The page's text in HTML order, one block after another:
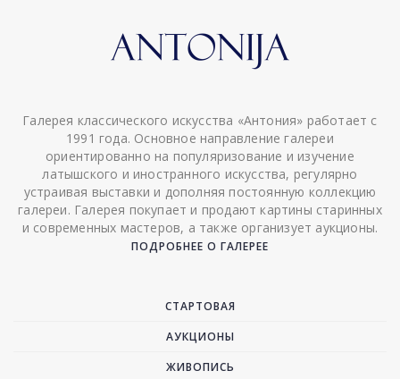
Галерея классического искусства «Антония» работает с
1991 года. Основное направление галереи
ориентированно на популяризование и изучение
латышского и иностранного искусства, регулярно
устраивая выставки и дополняя постоянную коллекцию
галереи. Галерея покупает и продают картины старинных
и современных мастеров, а также организует аукционы.
ПОДРОБНЕЕ О ГАЛЕРЕЕ
СТАРТОВАЯ
АУКЦИОНЫ
ЖИВОПИСЬ